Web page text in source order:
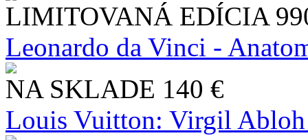
LIMITOVANÁ EDÍCIA
Leonardo da Vinci -
NA SKLADE 140 €
Louis Vuitton: Virgil